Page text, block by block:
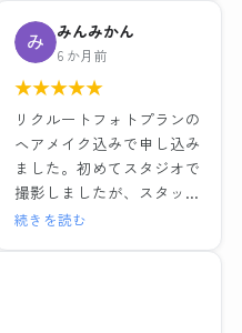
レタッチ強度別・背景3種
類のデータと写真6枚で
15,979円（税込）
ヘアメイクも撮影もレタッ
チも全て大満足でした！！
最近よくある就活写真専門
のチェーン店とは一つ一つ
の工程の丁寧さが全然違い
みんみかん
6 か月前
★★★★★
リクルートフォトプランの
ヘアメイク込みで申し込み
ました。初めてスタジオで
撮影しましたが、スタッフ
の方が笑顔で話しやすい雰
続きを読む